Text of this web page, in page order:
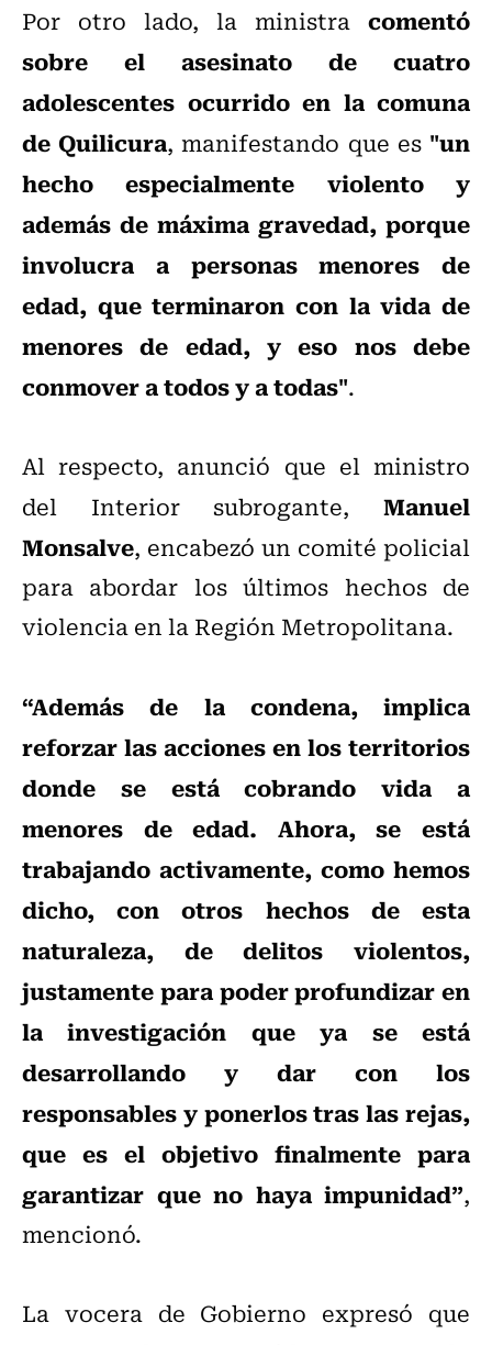
Por otro lado, la ministra comentó
sobre el asesinato de cuatro
adolescentes ocurrido en la comuna
de Quilicura, manifestando que es "un
hecho especialmente violento y
además de máxima gravedad, porque
involucra a personas menores de
edad, que terminaron con la vida de
menores de edad, y eso nos debe
conmover a todos y a todas".
Al respecto, anunció que el ministro
del Interior subrogante, Manuel
Monsalve, encabezó un comité policial
para abordar los últimos hechos de
violencia en la Región Metropolitana.
“Además de la condena, implica
reforzar las acciones en los territorios
donde se está cobrando vida a
menores de edad. Ahora, se está
trabajando activamente, como hemos
dicho, con otros hechos de esta
naturaleza, de delitos violentos,
justamente para poder profundizar en
la investigación que ya se está
desarrollando y dar con los
responsables y ponerlos tras las rejas,
que es el objetivo finalmente para
garantizar que no haya impunidad”,
mencionó.
La vocera de Gobierno expresó que